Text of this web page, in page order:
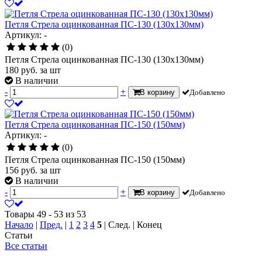
Петля Стрела оцинкованная ПС-130 (130х130мм)
Артикул: -
(0)
Петля Стрела оцинкованная ПС-130 (130х130мм)
180 руб. за шт
В наличии
-
+ В корзину Добавлено
Петля Стрела оцинкованная ПС-150 (150мм)
Артикул: -
(0)
Петля Стрела оцинкованная ПС-150 (150мм)
156 руб. за шт
В наличии
-
+ В корзину Добавлено
Товары 49 - 53 из 53
Начало | Пред. | 1 2 3 4 5 | След. | Конец
Статьи
Все статьи